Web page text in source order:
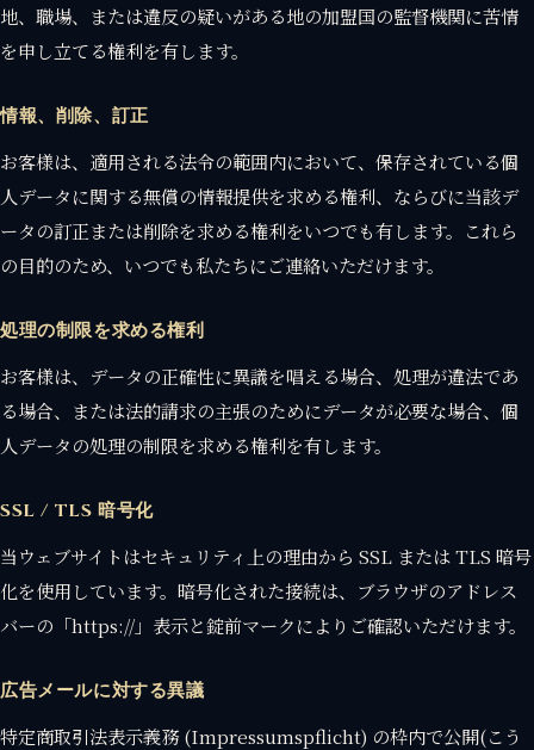
地、職場、または違反の疑いがある地の加盟国の監督機関に苦情
を申し立てる権利を有します。
情報、削除、訂正
お客様は、適用される法令の範囲内において、保存されている個
人データに関する無償の情報提供を求める権利、ならびに当該デ
ータの訂正または削除を求める権利をいつでも有します。これら
の目的のため、いつでも私たちにご連絡いただけます。
処理の制限を求める権利
お客様は、データの正確性に異議を唱える場合、処理が違法であ
る場合、または法的請求の主張のためにデータが必要な場合、個
人データの処理の制限を求める権利を有します。
SSL / TLS 暗号化
当ウェブサイトはセキュリティ上の理由から SSL または TLS 暗号
化を使用しています。暗号化された接続は、ブラウザのアドレス
バーの「https://」表示と錠前マークによりご確認いただけます。
広告メールに対する異議
特定商取引法表示義務 (Impressumspflicht) の枠内で公開(こう